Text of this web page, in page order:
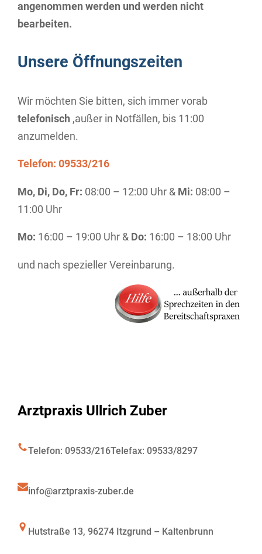
angenommen werden und werden nicht
bearbeiten.
Unsere Öffnungszeiten
Wir möchten Sie bitten, sich immer vorab
telefonisch ,außer in Notfällen, bis 11:00
anzumelden.
Telefon: 09533/216
Mo, Di, Do, Fr: 08:00 – 12:00 Uhr & Mi: 08:00 –
11:00 Uhr
Mo: 16:00 – 19:00 Uhr & Do: 16:00 – 18:00 Uhr
und nach spezieller Vereinbarung.
Arztpraxis Ullrich Zuber
Telefon: 09533/216Telefax: 09533/8297
info@arztpraxis-zuber.de
Hutstraße 13, 96274 Itzgrund – Kaltenbrunn